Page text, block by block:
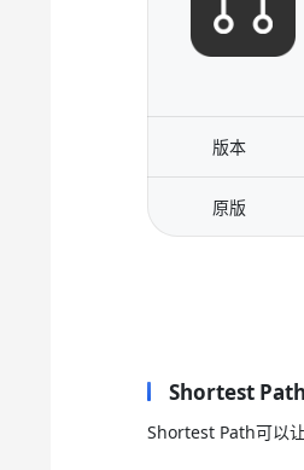
版本
原版
Shortest Path
Shortest Path可以